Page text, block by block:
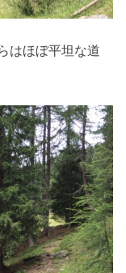
はほぼ平坦な道